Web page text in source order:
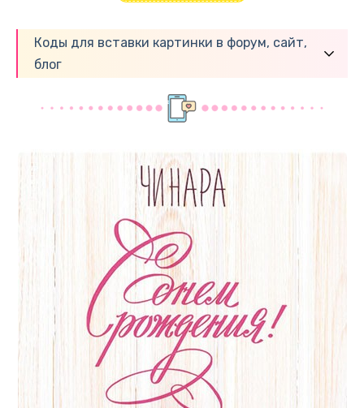
Коды для вставки картинки в форум, сайт,
блог